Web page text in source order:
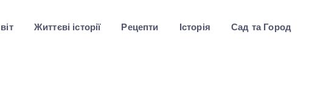
Життєві історії Рецепти Історія Сад та Город